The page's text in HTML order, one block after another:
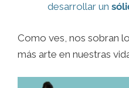
desarrollar un
Como ves, nos sobran
más arte en nuestras